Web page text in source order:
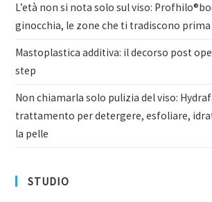
L’età non si nota solo sul viso:
ginocchia, le zone che ti tradiscono
Mastoplastica additiva: il decorso post
step
Non chiamarla solo pulizia del viso:
trattamento per detergere, esfoliare,
la pelle
STUDIO